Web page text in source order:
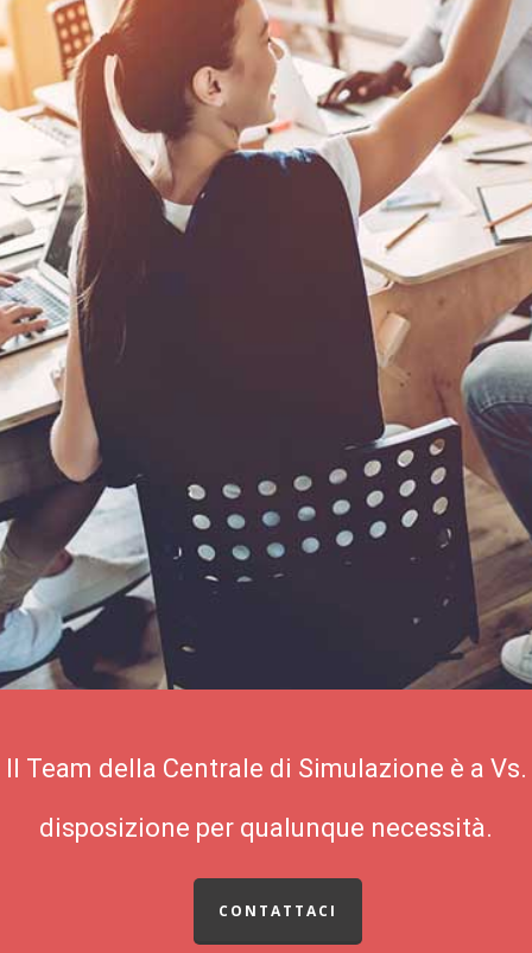
Il Team della Centrale di Simulazione è a Vs.
disposizione per qualunque necessità.
CONTATTACI